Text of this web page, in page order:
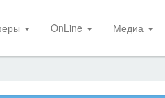
OnLine Медиа